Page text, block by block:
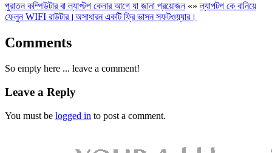
পুরাতন কম্পিউটার বা ল্যাপ্টপ কেনার আগে যা জানা প্রয়োজন«»ল্যাপটপ কে বানিয়ে
ফেলুন WIFI রাউটার।অসাধারন একটি ফ্রি ভাসন সফটওয়্যার।
Comments
So empty here ... leave a comment!
Leave a Reply
You must be logged in to post a comment.